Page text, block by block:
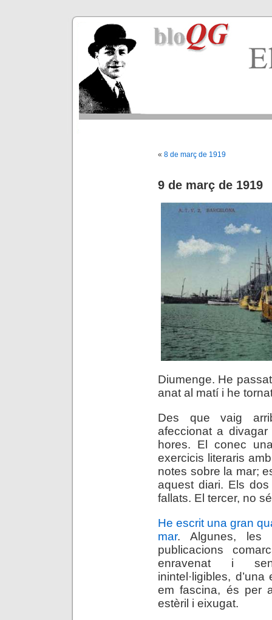
« 8 de març de 1919
9 de març de 1919
Diumenge. He
anat al matí i he
Des que vaig
afeccionat a
hores. El conec
exercicis literaris
notes sobre la mar;
aquest diari. Els
fallats. El tercer, no
He escrit una gran
mar. Algunes, les
publicacions
enravenat i
inintel·ligibles,
em fascina, és per
estèril i eixugat.